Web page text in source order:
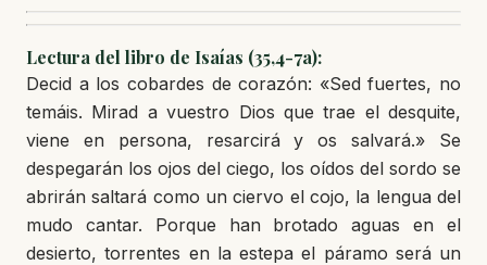
Lectura del libro de Isaías (35,4-7a):
Decid a los cobardes de corazón: «Sed fuertes, no
temáis. Mirad a vuestro Dios que trae el desquite,
viene en persona, resarcirá y os salvará.» Se
despegarán los ojos del ciego, los oídos del sordo se
abrirán saltará como un ciervo el cojo, la lengua del
mudo cantar. Porque han brotado aguas en el
desierto, torrentes en la estepa el páramo será un